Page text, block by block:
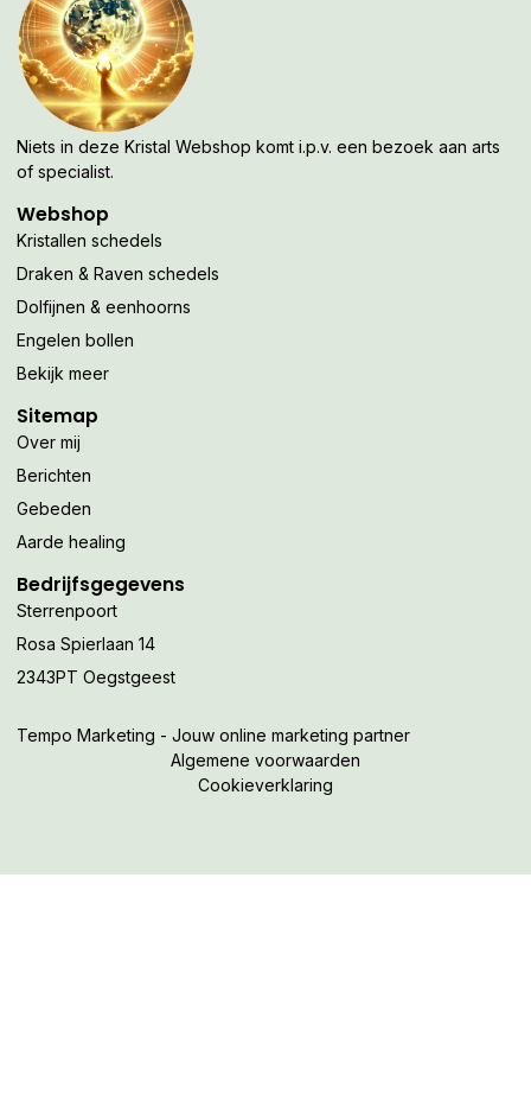
Niets in deze Kristal Webshop komt i.p.v. een bezoek aan arts
of specialist.
Webshop
Kristallen schedels
Draken & Raven schedels
Dolfijnen & eenhoorns
Engelen bollen
Bekijk meer
Sitemap
Over mij
Berichten
Gebeden
Aarde healing
Bedrijfsgegevens
Sterrenpoort
Rosa Spierlaan 14
2343PT Oegstgeest
Tempo Marketing - Jouw online marketing partner
Algemene voorwaarden
Cookieverklaring